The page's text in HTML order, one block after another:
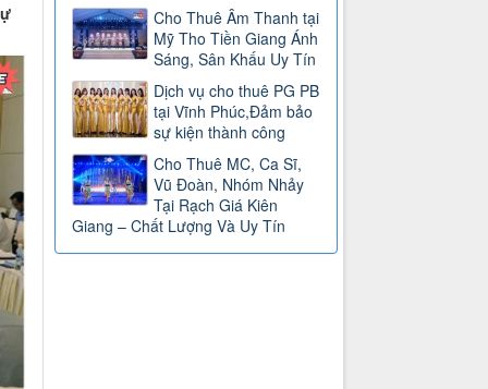
Cho Thuê Âm Thanh tại
Mỹ Tho Tiền Giang Ánh
Sáng, Sân Khấu Uy Tín
Dịch vụ cho thuê PG PB
tại Vĩnh Phúc,Đảm bảo
sự kiện thành công
Cho Thuê MC, Ca Sĩ,
Vũ Đoàn, Nhóm Nhảy
Tại Rạch Giá Kiên
Giang – Chất Lượng Và Uy Tín